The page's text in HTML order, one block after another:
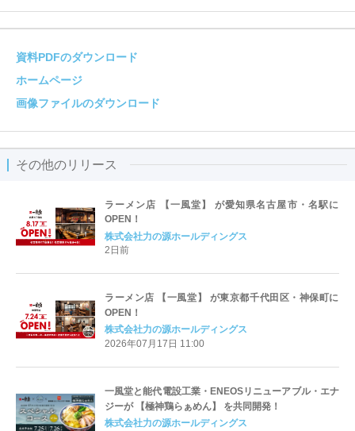
資料PDFのダウンロード
ホームページ
画像ファイルのダウンロード
その他のリリース
ラーメン店 【一風堂】 が愛知県名古屋市・名駅に
OPEN！
株式会社力の源ホールディングス
2日前
ラーメン店 【一風堂】 が東京都千代田区・神保町に
OPEN！
株式会社力の源ホールディングス
2026年07月17日 11:00
一風堂と能代電設工業・ENEOSリニューアブル・エナ
ジーが 【極神鶏らぁめん】 を共同開発！
株式会社力の源ホールディングス